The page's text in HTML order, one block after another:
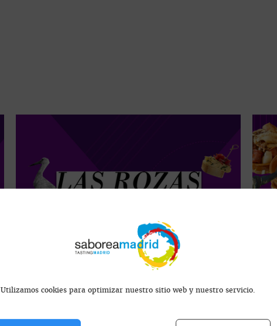
Utilizamos cookies para optimizar nuestro sitio web y nuestro servicio.
Las Rozas